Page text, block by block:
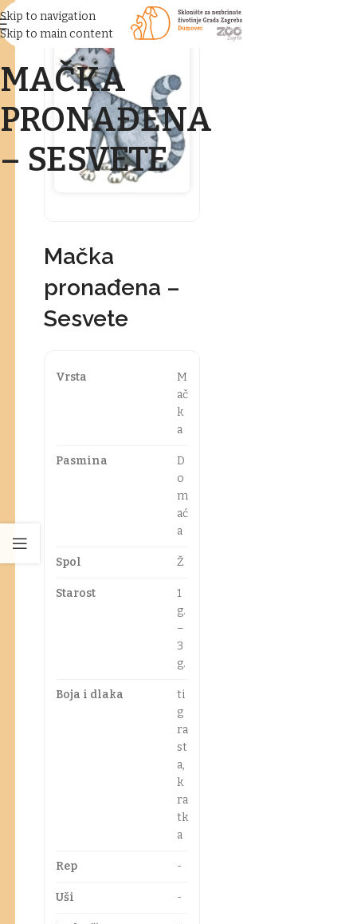
Skip to navigation
Skip to main content
MAČKA
PRONAĐENA
– SESVETE
Mačka
pronađena –
Sesvete
Vrsta
M
ač
k
a
Pasmina
D
o
m
ać
a
Spol Ž
Starost
1
g.
–
3
g.
Boja i dlaka
ti
g
ra
st
a,
k
ra
tk
a
Rep -
Uši -